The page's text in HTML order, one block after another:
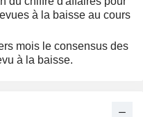
à la baisse au cours
mois le consensus des
à la baisse.